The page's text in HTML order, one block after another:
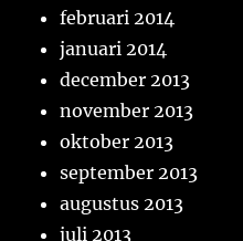
februari 2014
januari 2014
december 2013
november 2013
oktober 2013
september 2013
augustus 2013
juli 2013